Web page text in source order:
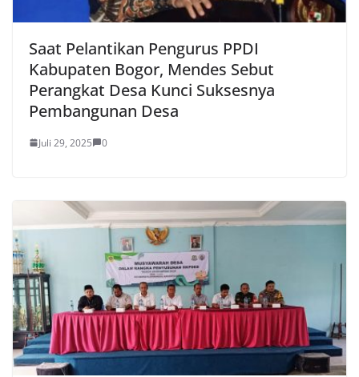
Saat Pelantikan Pengurus PPDI
Kabupaten Bogor, Mendes Sebut
Perangkat Desa Kunci Suksesnya
Pembangunan Desa
Juli 29, 2025 0